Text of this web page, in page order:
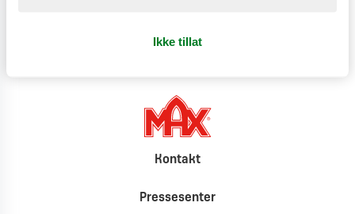
Ikke tillat
Kontakt
Pressesenter